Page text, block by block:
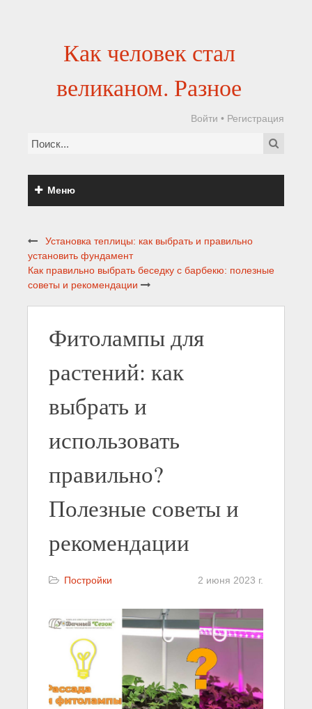
Как человек стал
великаном. Разное
Войти • Регистрация
Меню
Установка теплицы: как выбрать и правильно
установить фундамент
Как правильно выбрать беседку с барбекю: полезные
советы и рекомендации
Фитолампы для
растений: как
выбрать и
использовать
правильно?
Полезные советы и
рекомендации
Постройки 2 июня 2023 г.